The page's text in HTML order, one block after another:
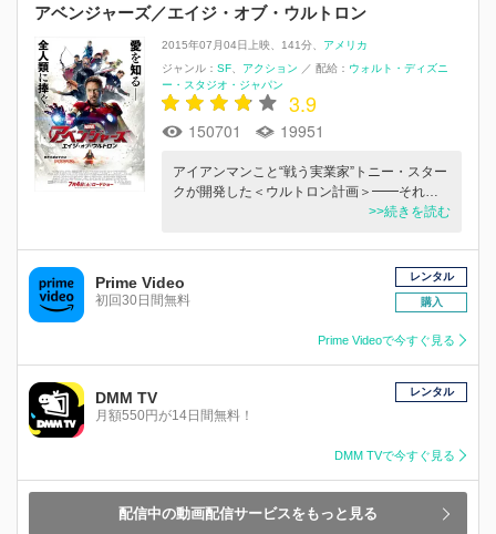
アベンジャーズ／エイジ・オブ・ウルトロン
2015年07月04日上映 141分
アメリカ
ジャンル： SF アクション ／ 配給： ウォルト・ディズニ
ー・スタジオ・ジャパン
3.9
150701 19951
アイアンマンこと“戦う実業家”トニー・スター
クが開発した＜ウルトロン計画＞━━それ…
>>続きを読む
Prime Video
初回30日間無料
レンタル
購入
Prime Videoで今すぐ見る
DMM TV
月額550円が14日間無料！
レンタル
DMM TVで今すぐ見る
配信中の動画配信サービスをもっと見る